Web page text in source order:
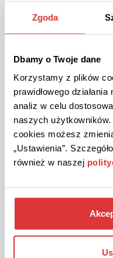
Zgoda
Dbamy o Twoje dane
Korzystamy z plików
prawidłowego
analiz w celu
naszych
cookies możesz
„Ustawienia”.
również w naszej
PREMIUM KOD
Kod rabatowy 5% na
Tylko u nas! Skorzystaj z